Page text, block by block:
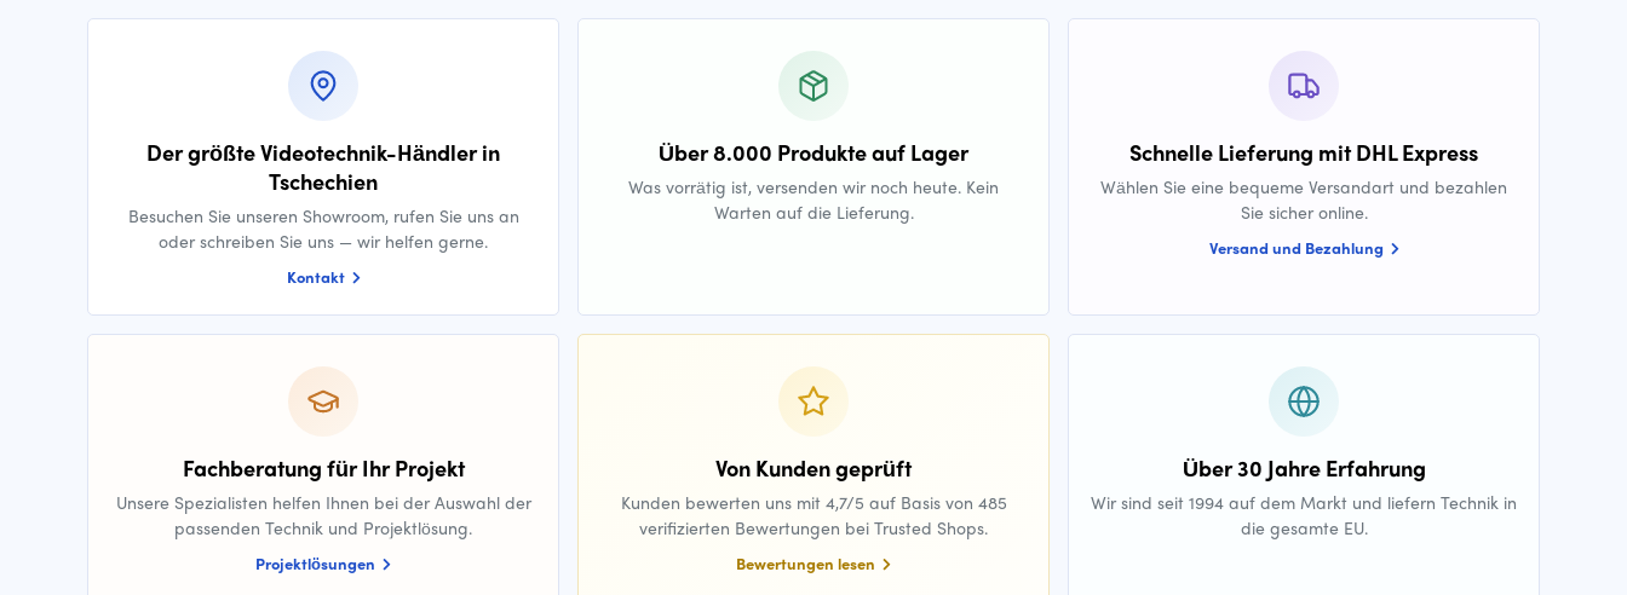
Der größte Videotechnik-Händler in
Tschechien
Besuchen Sie unseren Showroom, rufen Sie uns an
oder schreiben Sie uns — wir helfen gerne.
Kontakt
Über 8.000 Produkte auf Lager
Was vorrätig ist, versenden wir noch heute. Kein
Warten auf die Lieferung.
Schnelle Lieferung mit DHL Express
Wählen Sie eine bequeme Versandart und bezahlen
Sie sicher online.
Versand und Bezahlung
Fachberatung für Ihr Projekt
Unsere Spezialisten helfen Ihnen bei der Auswahl der
passenden Technik und Projektlösung.
Projektlösungen
Von Kunden geprüft
Kunden bewerten uns mit 4,7/5 auf Basis von 485
verifizierten Bewertungen bei Trusted Shops.
Bewertungen lesen
Über 30 Jahre Erfahrung
Wir sind seit 1994 auf dem Markt und liefern Technik in
die gesamte EU.